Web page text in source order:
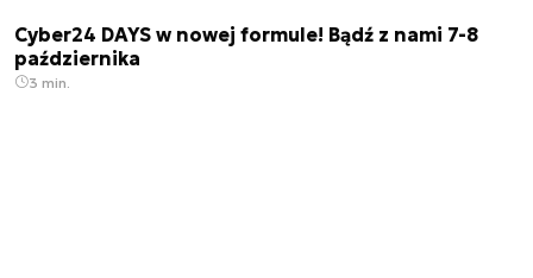
Cyber24 DAYS w nowej formule! Bądź z nami 7-8
października
3 min.